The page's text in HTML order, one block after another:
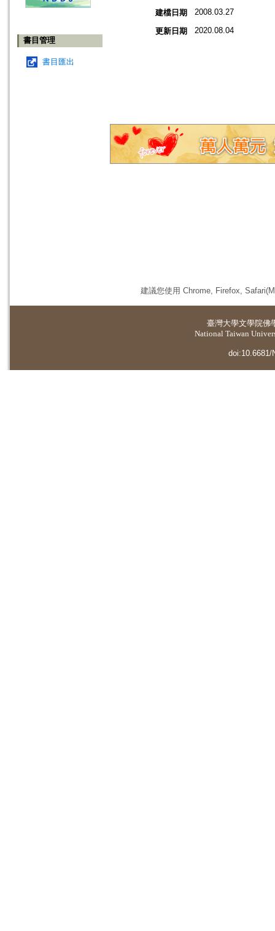
書目管理
書目匯出
建檔日期 2008.03.27
更新日期 2020.08.04
建議您使用 Chrome, Firefox,
臺灣大學文學院佛
National Taiwan
doi:10.6681/